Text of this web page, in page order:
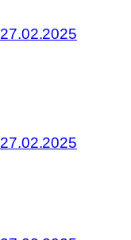
27.02.2025
27.02.2025